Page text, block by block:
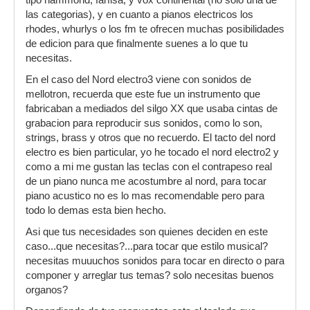
las categorias), y en cuanto a pianos electricos los
rhodes, whurlys o los fm te ofrecen muchas posibilidades
de edicion para que finalmente suenes a lo que tu
necesitas.
En el caso del Nord electro3 viene con sonidos de
mellotron, recuerda que este fue un instrumento que
fabricaban a mediados del silgo XX que usaba cintas de
grabacion para reproducir sus sonidos, como lo son,
strings, brass y otros que no recuerdo. El tacto del nord
electro es bien particular, yo he tocado el nord electro2 y
como a mi me gustan las teclas con el contrapeso real
de un piano nunca me acostumbre al nord, para tocar
piano acustico no es lo mas recomendable pero para
todo lo demas esta bien hecho.
Asi que tus necesidades son quienes deciden en este
caso...que necesitas?...para tocar que estilo musical?
necesitas muuuchos sonidos para tocar en directo o para
componer y arreglar tus temas? solo necesitas buenos
organos?